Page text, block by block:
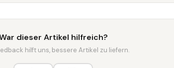
dieser Artikel hilfreich?
hilft uns, bessere Artikel zu liefern.